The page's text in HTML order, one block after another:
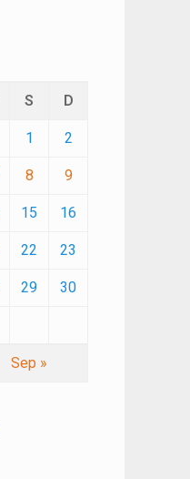
S D
1 2
8 9
15 16
22 23
29 30
Sep »